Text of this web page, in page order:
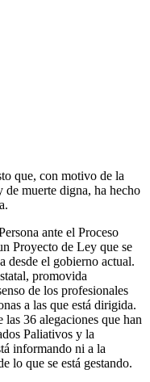
que, con motivo de la
muerte digna, ha hecho
ante el Proceso
Proyecto de Ley que se
desde el gobierno actual.
promovida
de los profesionales
a las que está dirigida.
36 alegaciones que han
Paliativos y la
informando ni a la
lo que se está gestando.